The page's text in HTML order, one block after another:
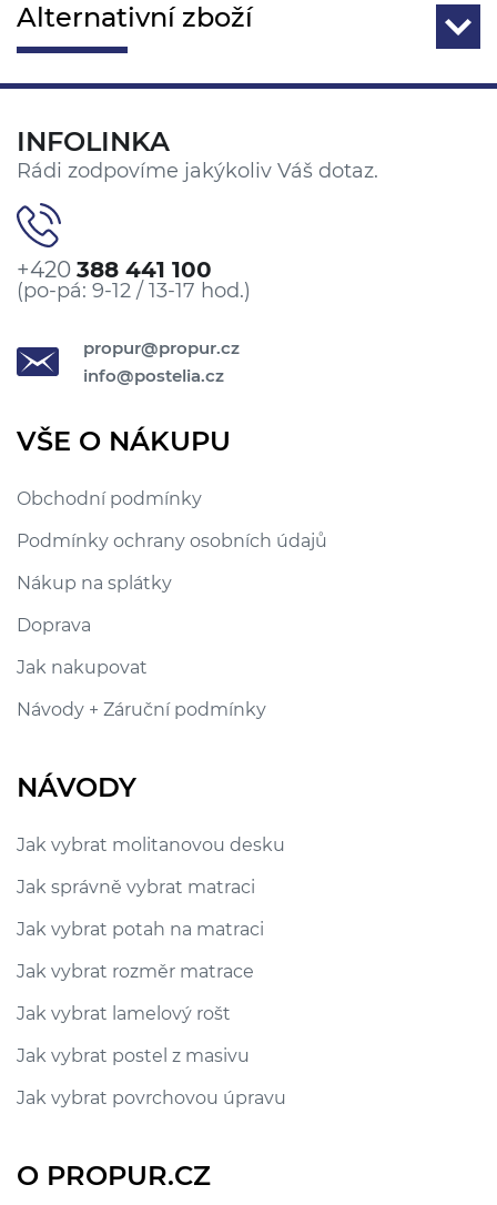
Alternativní zboží
INFOLINKA
Rádi zodpovíme jakýkoliv Váš dotaz.
+420 388 441 100
(po-pá: 9-12 / 13-17 hod.)
propur@propur.cz
info@postelia.cz
VŠE O NÁKUPU
Obchodní podmínky
Podmínky ochrany osobních údajů
Nákup na splátky
Doprava
Jak nakupovat
Návody + Záruční podmínky
NÁVODY
Jak vybrat molitanovou desku
Jak správně vybrat matraci
Jak vybrat potah na matraci
Jak vybrat rozměr matrace
Jak vybrat lamelový rošt
Jak vybrat postel z masivu
Jak vybrat povrchovou úpravu
O PROPUR.CZ